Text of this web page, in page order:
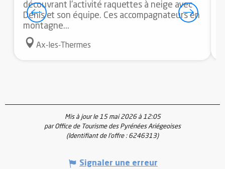
découvrant l'activité raquettes à neige avec
Denis et son équipe. Ces accompagnateurs en
montagne...
Ax-les-Thermes
Mis à jour le 15 mai 2026 à 12:05
par Office de Tourisme des Pyrénées Ariégeoises
(Identifiant de l'offre : 6246313)
Signaler une erreur